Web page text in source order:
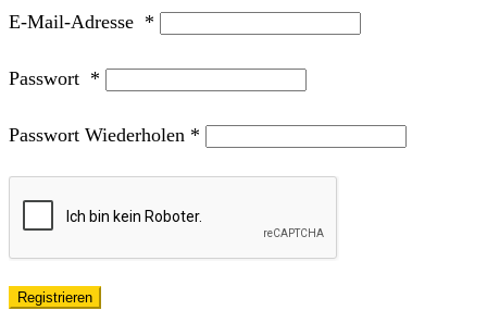
E-Mail-Adresse *
Passwort *
Passwort Wiederholen *
Registrieren